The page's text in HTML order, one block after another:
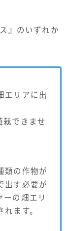
』のいずれか
エリアに出
栽できませ
類の作物が
出す必要が
ーの畑エリ
ます。